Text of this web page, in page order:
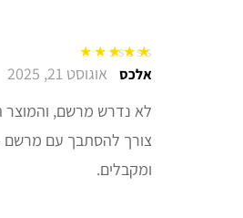
דורג5מתוך 5אלכס אוגוסט 21, 2025
לא נדרש מרשם, והמוצר
צורך להסתבך עם מרשם –
ומקבלים.